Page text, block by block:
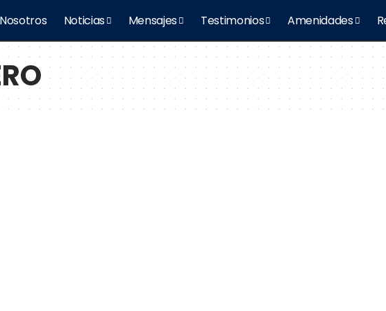
Nosotros Noticias Mensajes Testimonios Amenidades